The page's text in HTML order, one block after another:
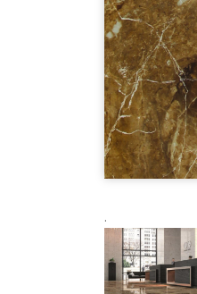
.